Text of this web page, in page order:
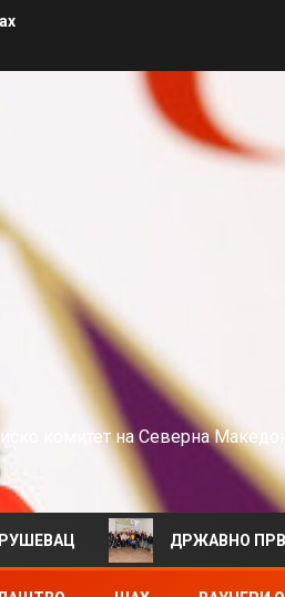
комитет на Северна
ДРЖАВНО ПРВЕНСТВО